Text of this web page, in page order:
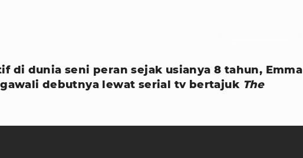
di dunia seni peran sejak usianya 8 tahun, Emma
debutnya lewat serial tv bertajuk The